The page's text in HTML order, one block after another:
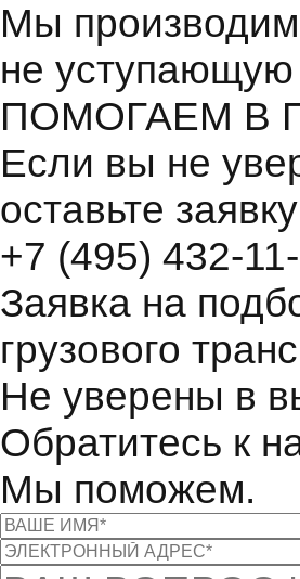
Мы
не
ПОМОГАЕМ В
Если вы не
оставьте
+7 (495) 432-
Заявка на
грузового
Не уверены в
Обратитесь к
Мы поможем.